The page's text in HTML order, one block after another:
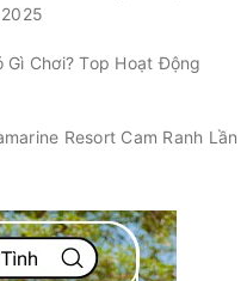
Gì Chơi? Top Hoạt Động
Resort Cam Ranh Lần